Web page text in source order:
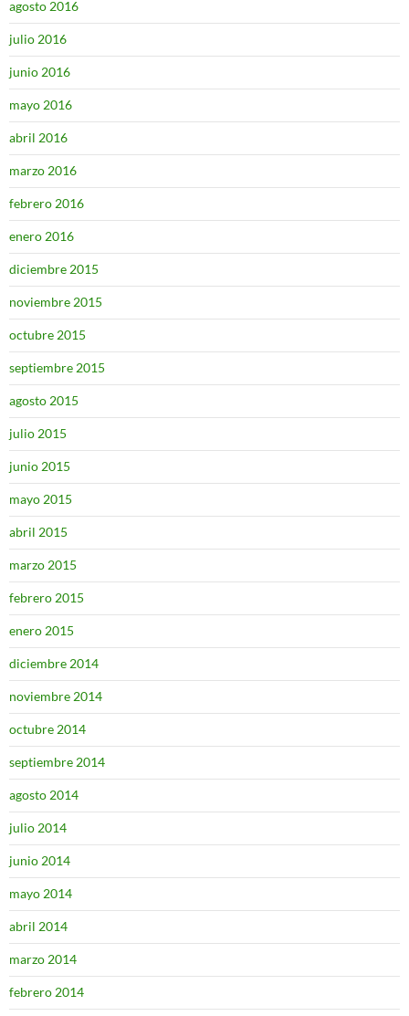
agosto 2016
julio 2016
junio 2016
mayo 2016
abril 2016
marzo 2016
febrero 2016
enero 2016
diciembre 2015
noviembre 2015
octubre 2015
septiembre 2015
agosto 2015
julio 2015
junio 2015
mayo 2015
abril 2015
marzo 2015
febrero 2015
enero 2015
diciembre 2014
noviembre 2014
octubre 2014
septiembre 2014
agosto 2014
julio 2014
junio 2014
mayo 2014
abril 2014
marzo 2014
febrero 2014